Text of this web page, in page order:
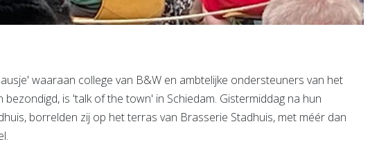
waaraan college van B&W en ambtelijke ondersteuners van het
bezondigd, is 'talk of the town' in Schiedam. Gistermiddag na hun
borrelden zij op het terras van Brasserie Stadhuis, met méér dan